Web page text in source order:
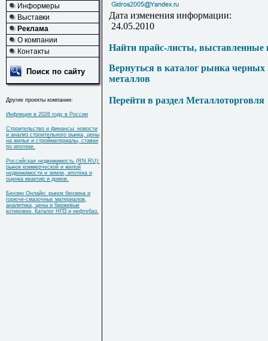
Информеры
Выставки
Реклама
О компании
Контакты
Поиск по сайту
Другие проекты компании:
Инфляция в 2026 году в России
Строительство и финансы: новости
и анализ строительного рынка, цены
на жилье и стройматериалы, ставки
по ипотеке.
Российская недвижимость (RN.RU):
рынок коммерческой и жилой
недвижимости и земли, ипотека и
оценка квартир и домов.
Бензин Онлайн: рынок бензина и
горюче-смазочных материалов,
аналитика, цены и биржевые
котировки. Каталог НПЗ и нефтебаз.
Дата изменения информации:
24.05.2010
Найти прайс-листы, выставленные
Вернуться в каталог рынка
металлов
Перейти в раздел Металлоторговля